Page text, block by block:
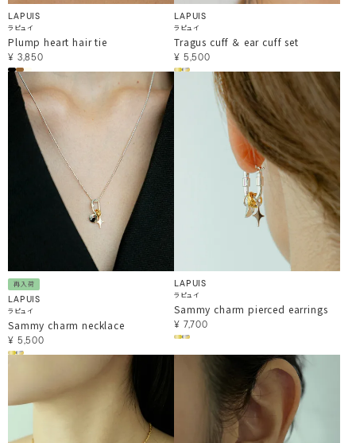
LAPUIS
ラピュイ
Plump heart hair tie
¥ 3,850
LAPUIS
ラピュイ
Tragus cuff ＆ ear cuff set
¥ 5,500
再入荷
LAPUIS
ラピュイ
Sammy charm necklace
¥ 5,500
LAPUIS
ラピュイ
Sammy charm pierced earrings
¥ 7,700